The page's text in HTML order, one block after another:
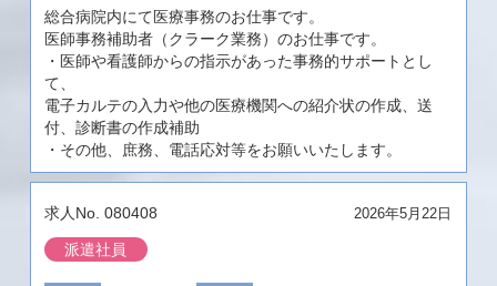
総合病院内にて医療事務のお仕事です。
医師事務補助者（クラーク業務）のお仕事です。
・医師や看護師からの指示があった事務的サポートとし
て、
電子カルテの入力や他の医療機関への紹介状の作成、送
付、診断書の作成補助
・その他、庶務、電話応対等をお願いいたします。
080408
派遣社員
2026年5月22日